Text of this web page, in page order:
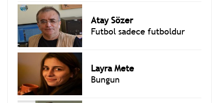
Atay Sözer
Futbol sadece futboldur
Layra Mete
Bungun